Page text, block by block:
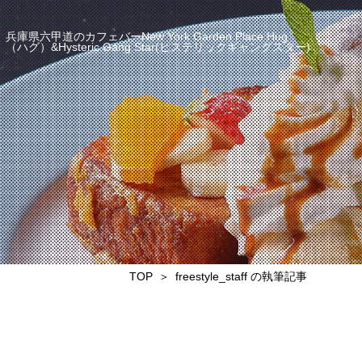
兵庫県六甲道のカフェバーNew York Garden Place Hug
（ハグ）&Hysteric Gang Star(ヒステリックギャングスター)
TOP freestyle_staff の執筆記事